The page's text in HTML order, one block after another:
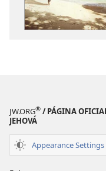
JW.ORG® / PÁGINA
JEHOVÁ
Appearance Settings